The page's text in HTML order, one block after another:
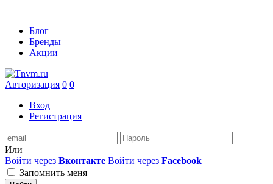
Блог
Бренды
Акции
Авторизация 0 0
Вход
Регистрация
Или
Войти через Вконтакте Войти через Facebook
Запомнить меня